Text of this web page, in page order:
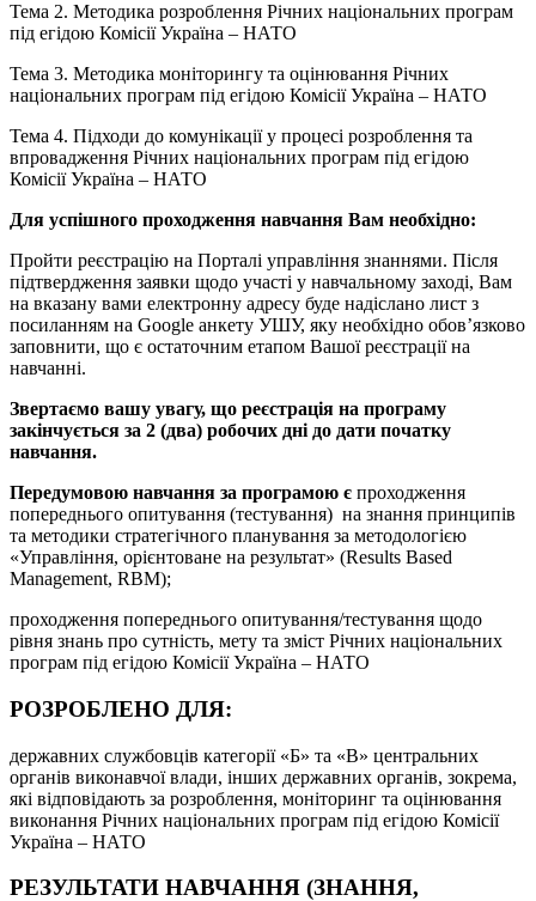
Тема 2. Методика розроблення Річних національних програм
під егідою Комісії Україна – НАТО
Тема 3. Методика моніторингу та оцінювання Річних
національних програм під егідою Комісії Україна – НАТО
Тема 4. Підходи до комунікації у процесі розроблення та
впровадження Річних національних програм під егідою
Комісії Україна – НАТО
Для успішного проходження навчання Вам необхідно:
Пройти реєстрацію на Порталі управління знаннями. Після
підтвердження заявки щодо участі у навчальному заході, Вам
на вказану вами електронну адресу буде надіслано лист з
посиланням на Google анкету УШУ, яку необхідно обов’язково
заповнити, що є остаточним етапом Вашої реєстрації на
навчанні.
Звертаємо вашу увагу, що реєстрація на програму
закінчується за 2 (два) робочих дні до дати початку
навчання.
Передумовою навчання за програмою є проходження
попереднього опитування (тестування) на знання принципів
та методики стратегічного планування за методологією
«Управління, орієнтоване на результат» (Results Based
Management, RBM);
проходження попереднього опитування/тестування щодо
рівня знань про сутність, мету та зміст Річних національних
програм під егідою Комісії Україна – НАТО
РОЗРОБЛЕНО ДЛЯ:
державних службовців категорії «Б» та «В» центральних
органів виконавчої влади, інших державних органів, зокрема,
які відповідають за розроблення, моніторинг та оцінювання
виконання Річних національних програм під егідою Комісії
Україна – НАТО
РЕЗУЛЬТАТИ НАВЧАННЯ (ЗНАННЯ,